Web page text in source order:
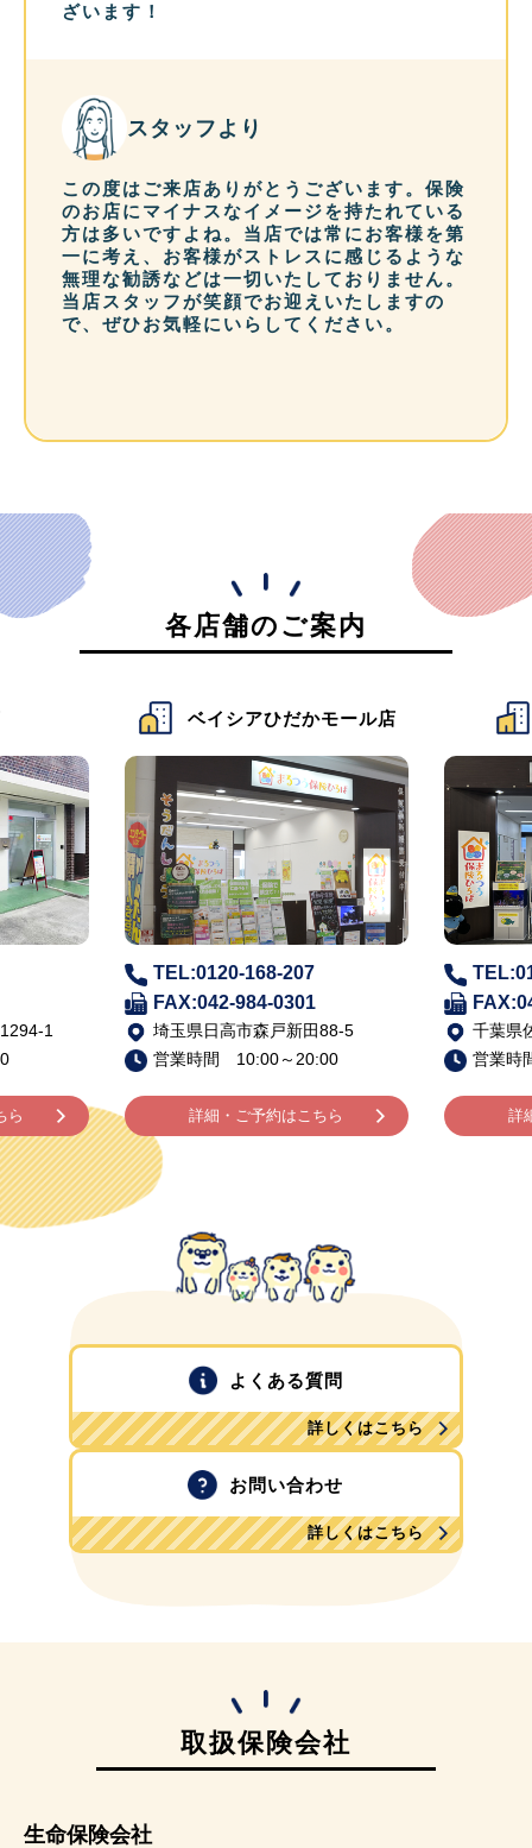
ざいます！
スタッフより
この度はご来店ありがとうございます。保険
のお店にマイナスなイメージを持たれている
方は多いですよね。当店では常にお客様を第
一に考え、お客様がストレスに感じるような
無理な勧誘などは一切いたしておりません。
当店スタッフが笑顔でお迎えいたしますの
で、ぜひお気軽にいらしてください。
各店舗のご案内
5
ら
ベイシア佐倉店
TEL:0120-168-206
FAX:043-483-5002
千葉県佐倉市寺崎北6-1-1
営業時間 10:00～20:00
詳細・ご予約はこちら
山梨県
営業時
詳
よくある質問
詳しくはこちら
お問い合わせ
詳しくはこちら
取扱保険会社
生命保険会社